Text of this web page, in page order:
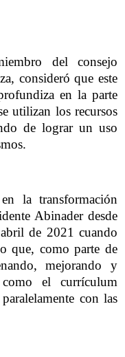
del consejo
consideró que este
en la parte
utilizan los recursos
de lograr un uso
la transformación
Abinader desde
de 2021 cuando
que, como parte de
mejorando y
como el currículum
con las